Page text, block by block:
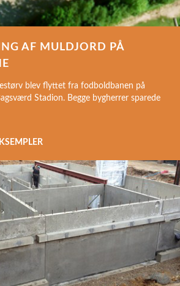
AF MULDJORD PÅ
blev flyttet fra fodboldbanen på
Stadion. Begge bygherrer sparede